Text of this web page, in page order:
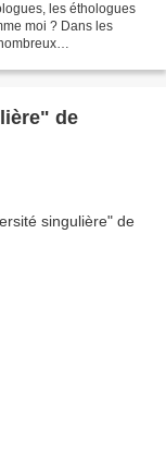
les éthologues
moi ? Dans les
de